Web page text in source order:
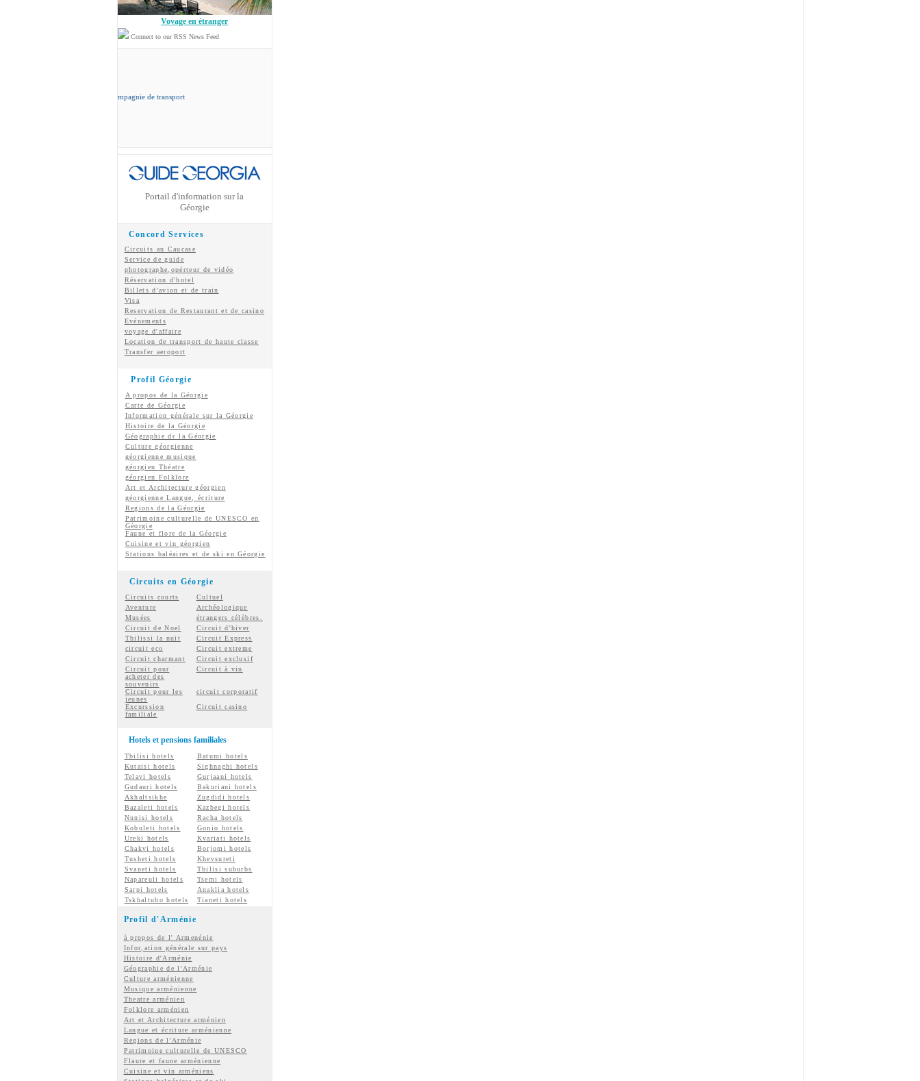
Voyage en étranger
Connect to our RSS News Feed
sa propre compagnie de transport
Portail d'information sur la
Géorgie
Concord Services
Circuits au Caucase
Service de guide
photographe,opérteur de vidéo
Réservation d'hotel
Billets d'avion et de train
Visa
Reservation de Restaurant et de casino
Evénements
voyage d'affaire
Location de transport de haute classe
Transfer aeroport
Profil Géorgie
A propos de la Géorgie
Carte de Géorgie
Information générale sur la Géorgie
Histoire de la Géorgie
Géographie de la Géorgie
Culture géorgienne
géorgiennemusique
géorgien Théatre
géorgien Folklore
Art et Architecture géorgien
géorgienneLangue, écriture
Regions de la Géorgie
Patrimoine culturelle de UNESCO en
Géorgie
Faune et flore de la Géorgie
Cuisine et vin géorgien
Stations baléaires et de ski en Géorgie
Circuits en Géorgie
Circuits courts
Cultuel
Aventure
Archéologique
Musées
étrangers célèbres.
Circuit de Noel
Circuit d'hiver
Tbilissi la nuit
Circuit Express
circuit eco
Circuit extreme
Circuit charmant
Circuit exclusif
Circuit pour
acheter des
souvenirs
Circuit à vin
Circuit pour les
jeunes
circuit corporatif
Excurssion
familiale
Circuit casino
Hotels et pensions familiales
Tbilisi hotels
Batumi hotels
Kutaisi hotels
Sighnaghi hotels
Telavi hotels
Gurjaani hotels
Gudauri hotels
Bakuriani hotels
Akhaltsikhe
Zugdidi hotels
Bazaleti hotels
Kazbegi hotels
Nunisi hotels
Racha hotels
Kobuleti hotels
Gonio hotels
Ureki hotels
Kvariati hotels
Chakvi hotels
Borjomi hotels
Tusheti hotels
Khevsureti
Svaneti hotels
Tbilisi suburbs
Napareuli hotels
Tsemi hotels
Sarpi hotels
Anaklia hotels
Tskhaltubo hotels
Tianeti hotels
Profil d'Arménie
à propos de l' Armenénie
Infor,ation générale sur pays
Histoire d'Arménie
Géographie de l'Arménie
Culture arménienne
Musique arménienne
Theatre arménien
Folklore arménien
Art et Architecture arménien
Langue et écriture arménienne
Regions de l'Arménie
Patrimoine culturelle de UNESCO
Flaure et faune arménienne
Cuisine et vin arméniens